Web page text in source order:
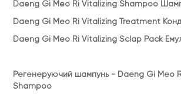
Нанести необхідну кількість шампуню на
Круговими рухами помасажуйте 2-3
Daeng Gi Meo Ri Vitalizing Shampoo
Daeng Gi Meo Ri Vitalizing Treatment
Daeng Gi Meo Ri Vitalizing Sclap Pack
Регенеруючий шампунь - Daeng Gi Meo
Shampoo